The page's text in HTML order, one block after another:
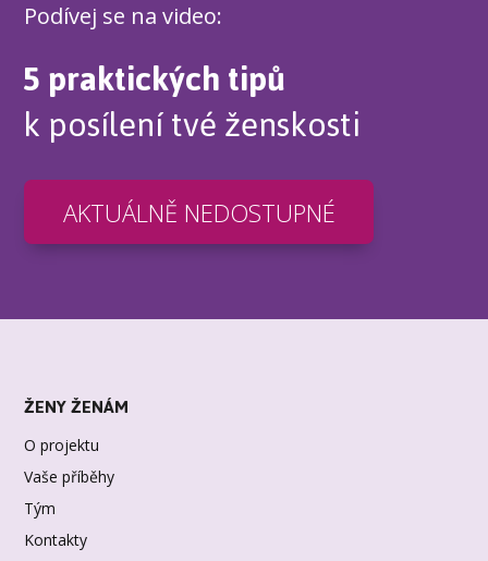
Podívej se na video:
5 praktických tipů
k posílení tvé ženskosti
AKTUÁLNĚ NEDOSTUPNÉ
ŽENY ŽENÁM
O projektu
Vaše příběhy
Tým
Kontakty